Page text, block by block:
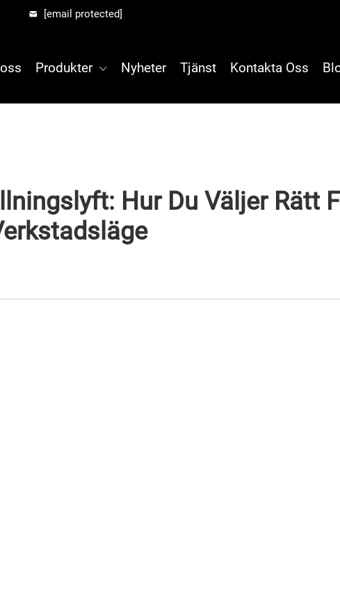
[email protected]
Produkter Nyheter Tjänst Kontakta Oss
Hur Du Väljer Rätt